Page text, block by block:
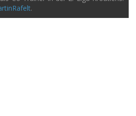
.